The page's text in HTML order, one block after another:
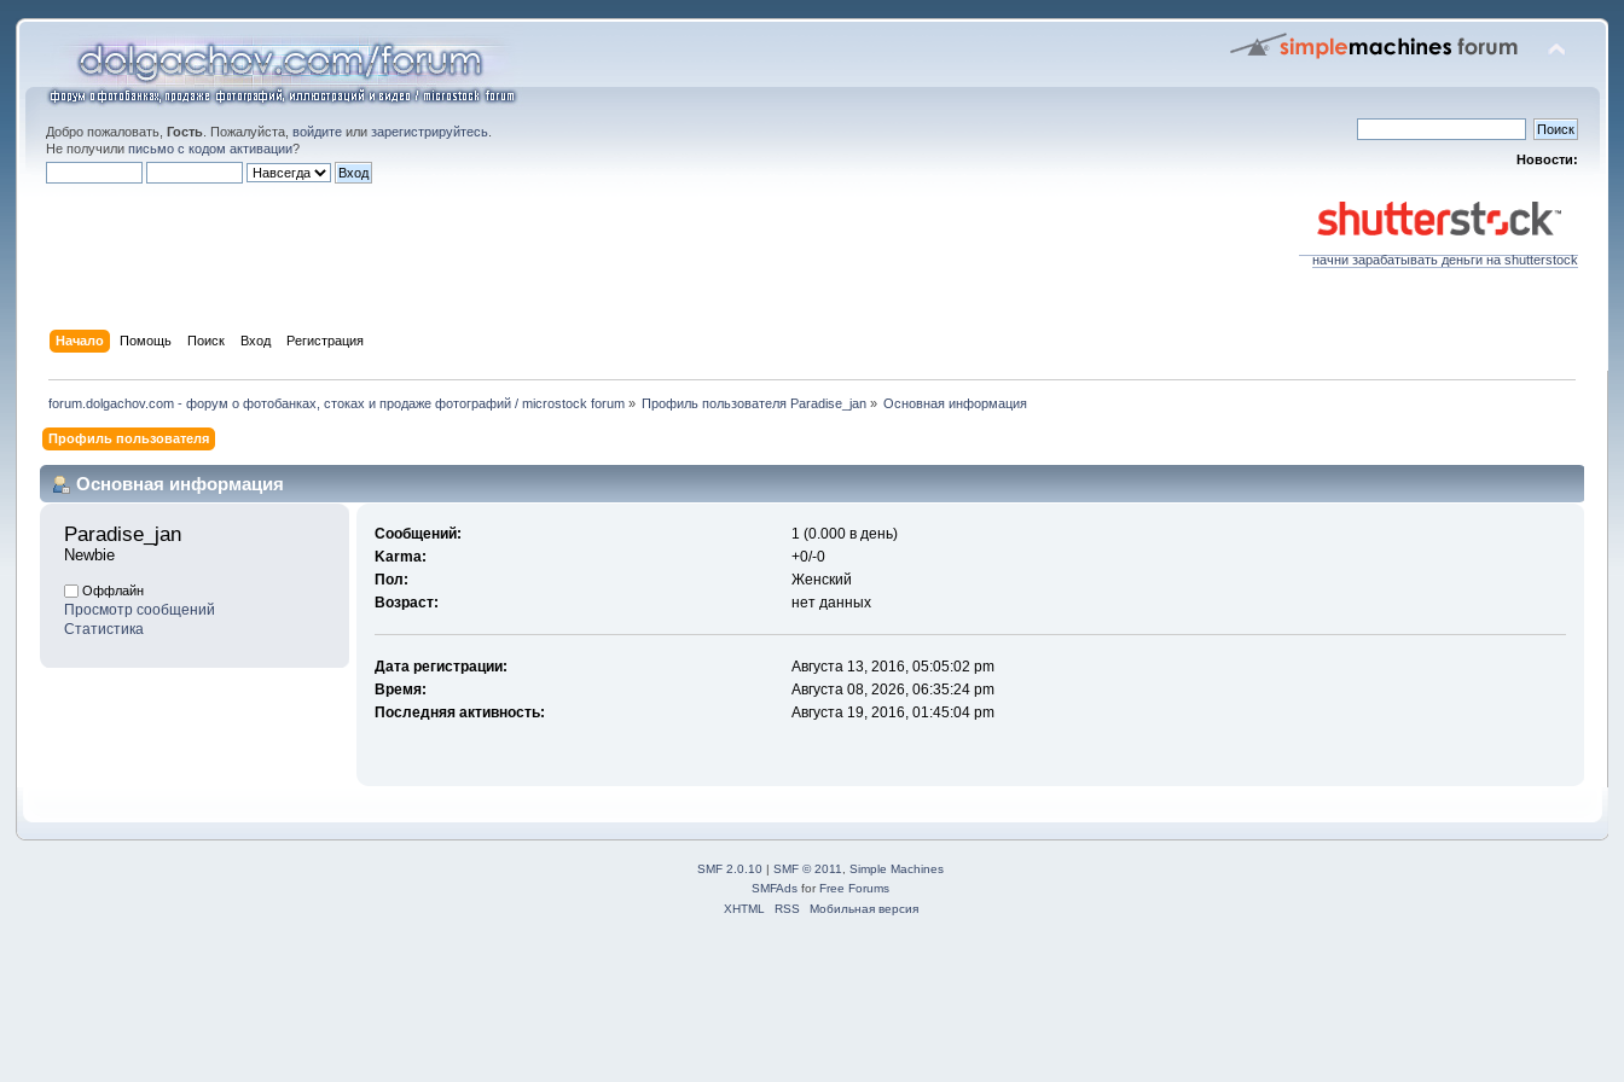
Добро пожаловать,Гость . Пожалуйста,войдите илизарегистрируйтесь
Не получилиписьмо с кодом активации?
Новости:
начни зарабатывать деньги на shutterstock
Начало Помощь Поиск Вход Регистрация
forum.dolgachov.com - форум о фотобанках, стоках и продаже фотографий / microstock forum» Профиль пользователя Paradise_jan » Основная информация
Профиль пользователя
Основная информация
Paradise_jan
Newbie
Оффлайн
Просмотр сообщений
Статистика
Сообщений:
1 (0.000 в день)
Karma:
+0/-0
Пол:
Женский
Возраст:
нет данных
Дата регистрации:
Августа 13, 2016, 05:05:02 pm
Время:
Августа 08, 2026, 06:35:24 pm
Последняя активность:
Августа 19, 2016, 01:45:04 pm
SMF 2.0.10 |SMF © 2011,Simple Machines
SMFAds forFree Forums
XHTML
RSS Мобильная версия